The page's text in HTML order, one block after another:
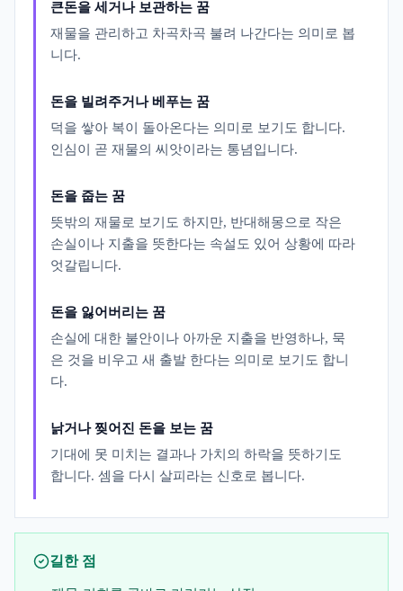
큰돈을 세거나 보관하는 꿈
재물을 관리하고 차곡차곡 불려 나간다는 의미로 봅
니다.
돈을 빌려주거나 베푸는 꿈
덕을 쌓아 복이 돌아온다는 의미로 보기도 합니다.
인심이 곧 재물의 씨앗이라는 통념입니다.
돈을 줍는 꿈
뜻밖의 재물로 보기도 하지만, 반대해몽으로 작은
손실이나 지출을 뜻한다는 속설도 있어 상황에 따라
엇갈립니다.
돈을 잃어버리는 꿈
손실에 대한 불안이나 아까운 지출을 반영하나, 묵
은 것을 비우고 새 출발 한다는 의미로 보기도 합니
다.
낡거나 찢어진 돈을 보는 꿈
기대에 못 미치는 결과나 가치의 하락을 뜻하기도
합니다. 셈을 다시 살피라는 신호로 봅니다.
길한 점